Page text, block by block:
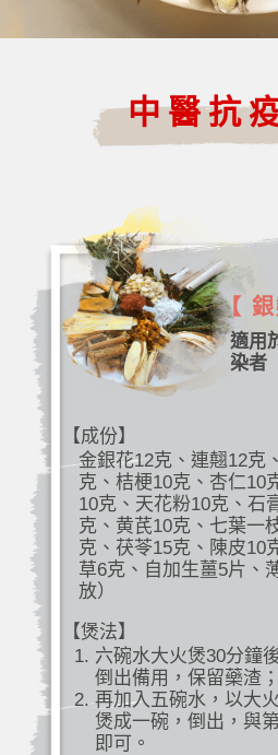
中醫抗
【 銀
適用
染者
【成份】
金銀花12克、連翹12克
克、桔梗10克、杏仁10
10克、天花粉10克、石
克、黄芪10克、七葉一
克、茯苓15克、陳皮10
草6克、自加生薑5片、
放）
【煲法】
六碗水大火煲30分鐘
倒出備用，保留藥渣；
再加入五碗水，以大
煲成一碗，倒出，與
即可。